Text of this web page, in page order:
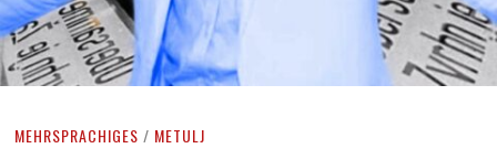
MEHRSPRACHIGES / METULJ